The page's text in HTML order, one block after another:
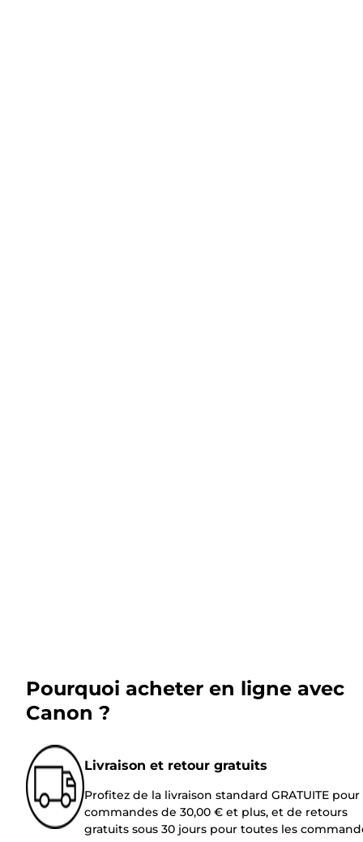
Pourquoi acheter en ligne avec
Canon ?
Livraison et retour gratuits
Profitez de la livraison standard GRATUITE pour
commandes de 30,00 € et plus, et de retours
gratuits sous 30 jours pour toutes les